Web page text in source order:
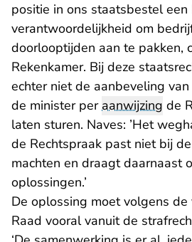
positie in ons staatsbestel een
verantwoordelijkheid om
doorlooptijden aan te pakken,
Rekenkamer. Bij deze
echter niet de aanbeveling
de minister peraanwijzing de
laten sturen. Naves: ’Het
de Rechtspraak past niet bij
machten en draagt daarnaast
oplossingen.’
De oplossing moet volgens de
Raad vooral vanuit de